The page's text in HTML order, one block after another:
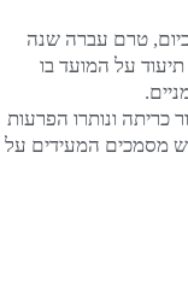
טרם עברה שנה
על המועד בו
ונותרו הפרעות
לתוצאות המנויות בסעיף (3) הגש מסמכים המעידים על